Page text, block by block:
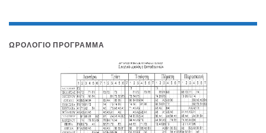
ΩΡΟΛΌΓΙΟ ΠΡΌΓΡΑΜΜΑ